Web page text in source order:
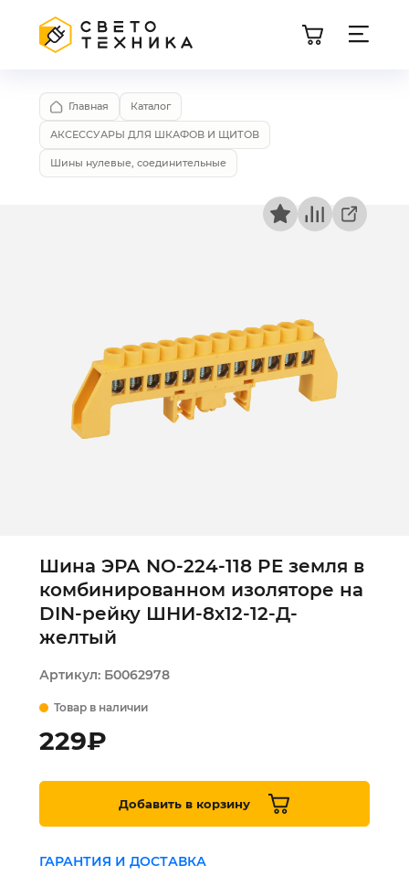
Главная Каталог
АКСЕССУАРЫ ДЛЯ ШКАФОВ И ЩИТОВ
Шины нулевые, соединительные
Шина ЭРА NO-224-118 PE земля в
комбинированном изоляторе на
DIN-рейку ШНИ-8х12-12-Д-
желтый
Артикул: Б0062978
Товар в наличии
229₽
Добавить в корзину
ГАРАНТИЯ И ДОСТАВКА